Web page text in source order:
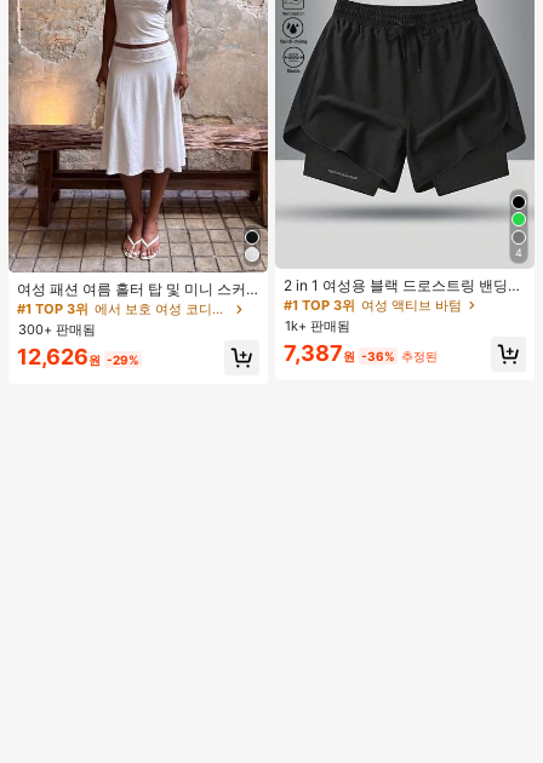
여성 패션 여름 홀터 탑 및 미니 스커
트 세트, 저녁 데이트, 연회, 파티에 적
합, 화이트 우아한, 데이트 나이트
#1 TOP 3위
에서 보호 여성 코디네이터
300+ 판매됨
12,626원 -29%
4
2 in 1 여성용 블랙 드로스트링 밴딩
허리 곡선 밑단 캐주얼 러닝 트레이닝
운동 반바지
높은 재방문 고객
#1 TOP 3위 여성 액티브 바텀
높은 재방문 고객
#1 TOP 3위 여성 액티브 바텀
높은 재방문 고객
#1 TOP 3위
여성 액티브 바텀
1k+ 판매됨
7,387원 -36% 추정된